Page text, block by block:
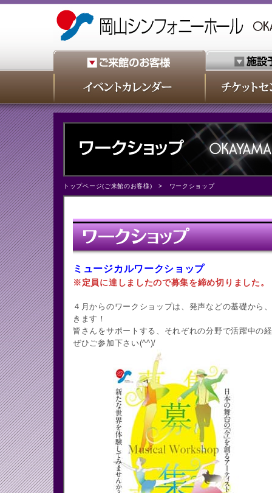
トップページ(ご来館のお客様) > ワークショップ
ミュージカルワークショップ
※定員に達しましたので募集を締め切りました。
４月からのワークショップは、発声などの基礎から
きます！
皆さんをサポートする、それぞれの分野で活躍中の
ぜひご参加下さい(^^)/